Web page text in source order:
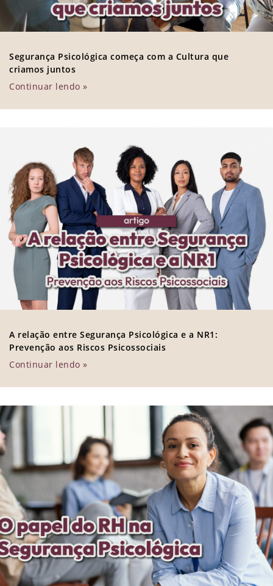
Segurança Psicológica começa com a Cultura que
criamos juntos
Continuar lendo »
A relação entre Segurança Psicológica e a NR1:
Prevenção aos Riscos Psicossociais
Continuar lendo »